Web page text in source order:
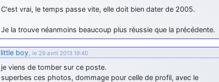
C'est vrai, le temps passe vite, elle doit bien dater de 2005.
Je la trouve néanmoins beaucoup plus réussie que la précédente.
little boy, le 29 avril 2013 19:40
je viens de tomber sur ce poste.
superbes ces photos, dommage pour celle de profil, avec le